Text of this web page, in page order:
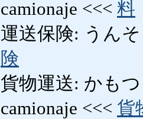
camionaje <<< 料
運送保険: うんそ
険
貨物運送: かもつ
camionaje <<< 貨